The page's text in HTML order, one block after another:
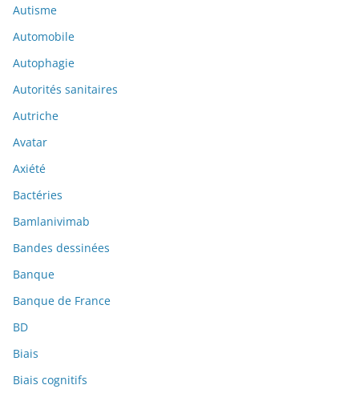
Autisme
Automobile
Autophagie
Autorités sanitaires
Autriche
Avatar
Axiété
Bactéries
Bamlanivimab
Bandes dessinées
Banque
Banque de France
BD
Biais
Biais cognitifs